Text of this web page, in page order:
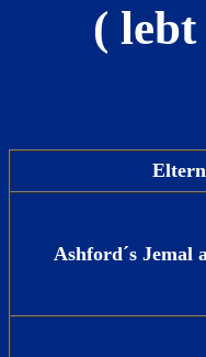
( lebt
Eltern
Ashford´s Jemal